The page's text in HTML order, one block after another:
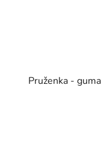
Pruženka -